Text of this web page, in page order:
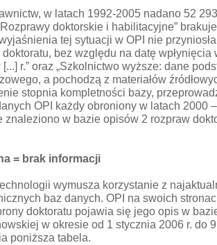
w latach 1992-2005 nadano 52
doktorskie i habilitacyjne”
tej sytuacji w OPI nie
bez względu na datę
r.” oraz „Szkolnictwo wyższe: dane
a pochodzą z materiałów
stopnia kompletności bazy,
OPI każdy obroniony w latach
w bazie opisów 2 rozpraw
= brak informacji
wymusza korzystanie z
baz danych. OPI na swoich
doktoratu pojawia się jego opis w
w okresie od 1 stycznia 2006 r. do
poniższa tabela.